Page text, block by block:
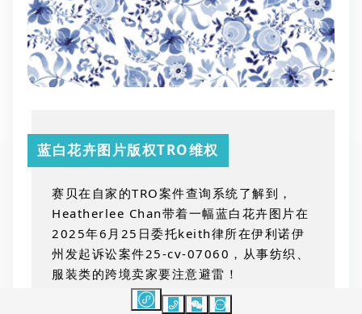
蓝白花卉图片版权TRO维权
赛贝在自家的TRO案件查询系统了解到，
Heatherlee Chan带着一幅蓝白花卉图片在
2025年6 月 25 日委托keith律所在伊利诺伊
州发起诉讼案件25-cv-07060 ，从事纺织、
服装类的跨境卖家要注意避雷！